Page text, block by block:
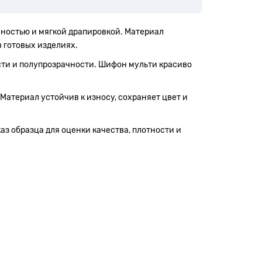
и мягкой драпировкой. Материал
изделиях.
и полупрозрачности. Шифон мульти красиво
устойчив к износу, сохраняет цвет и
образца для оценки качества, плотности и